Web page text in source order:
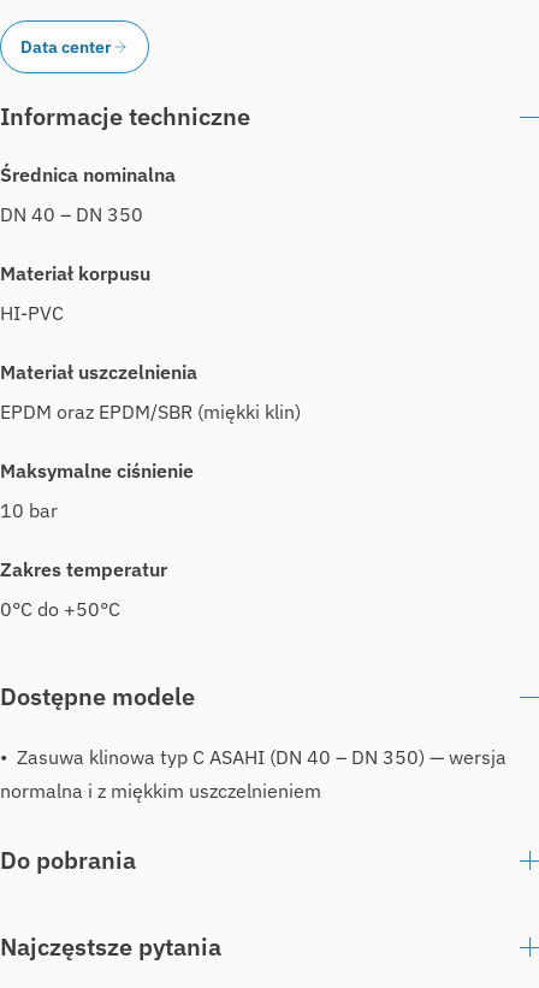
Data center
Informacje techniczne
Średnica nominalna
DN 40 – DN 350
Materiał korpusu
HI-PVC
Materiał uszczelnienia
EPDM oraz EPDM/SBR (miękki klin)
Maksymalne ciśnienie
10 bar
Zakres temperatur
0°C do +50°C
Dostępne modele
Zasuwa klinowa typ C ASAHI (DN 40 – DN 350) — wersja
normalna i z miękkim uszczelnieniem
Do pobrania
Najczęstsze pytania